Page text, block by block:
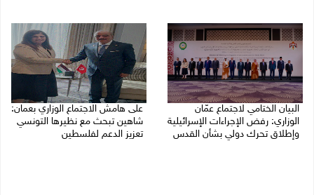
البيان الختامي لاجتماع عمّان
الوزاري: رفض الإجراءات الإسرائيلية
وإطلاق تحرك دولي بشأن القدس
على هامش الاجتماع الوزاري بعمان:
شاهين تبحث مع نظيرها التونسي
تعزيز الدعم لفلسطين